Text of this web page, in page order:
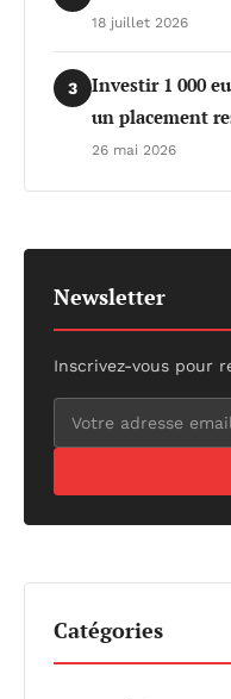
18 juillet 2026
3
Investir 1 000
un placement
26 mai 2026
Newsletter
Inscrivez-vous pour
Catégories